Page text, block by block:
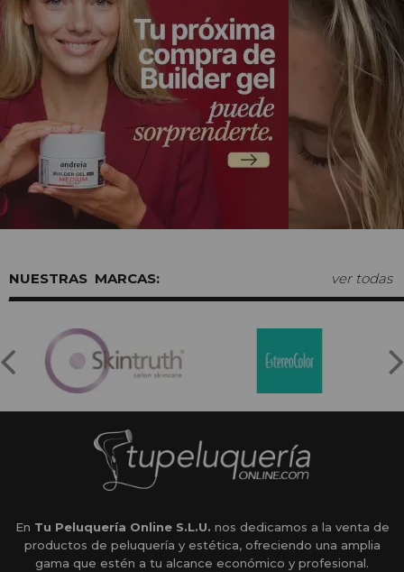
MARCAS: ver todas
En Tu Peluquería Online S.L.U. nos dedicamos a la venta de
productos de peluquería y estética, ofreciendo una amplia
gama que estén a tu alcance económico y profesional.